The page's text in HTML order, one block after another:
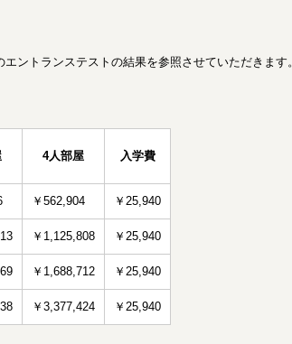
ントランステストの結果を参照させていただきま
4人部屋 入学費
￥562,904 ￥25,940
￥1,125,808 ￥25,940
￥1,688,712 ￥25,940
￥3,377,424 ￥25,940